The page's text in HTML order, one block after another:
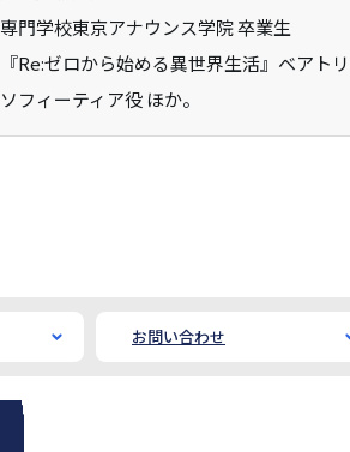
専門学校東京アナウンス学院 卒業生
『Re:ゼロから始める異世界生活』ベア
ソフィーティア役 ほか。
お問い合わせ